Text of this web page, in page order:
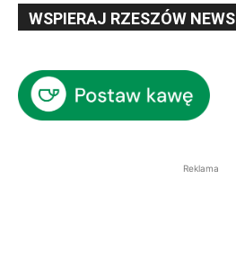
WSPIERAJ RZESZÓW NEWS
Reklama